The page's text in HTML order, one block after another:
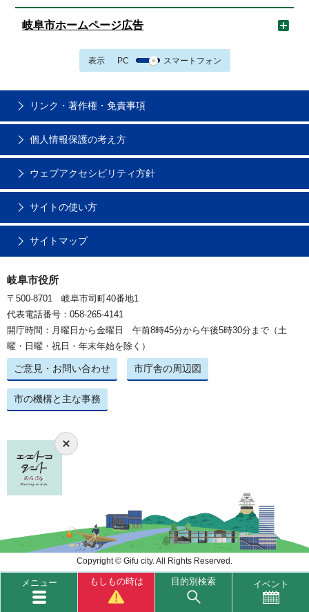
岐阜市ホームページ広告
表示 PC スマートフォン
メニュー もしもの時は 目的別検索 イベント
リンク・著作権・免責事項
個人情報保護の考え方
ウェブアクセシビリティ方針
サイトの使い方
サイトマップ
岐阜市役所
〒500-8701 岐阜市司町40番地1
代表電話番号：058-265-4141
開庁時間：月曜日から金曜日 午前8時45分から午後5時30分まで（土
曜・日曜・祝日・年末年始を除く）
ご意見・お問い合わせ 市庁舎の周辺図
市の機構と主な事務
Copyright © Gifu city. All Rights Reserved.